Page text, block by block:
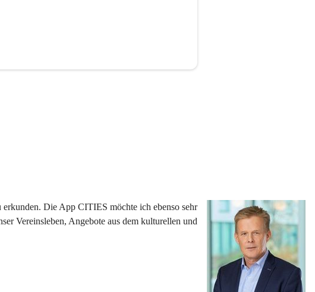
Die App CITIES möchte ich ebenso sehr
Vereinsleben, Angebote aus dem kulturellen und